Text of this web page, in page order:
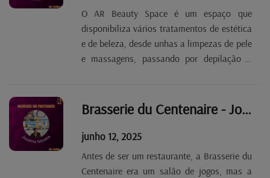
O AR Beauty Space é um espaço que
disponibiliza vários tratamentos de estética
e de beleza, desde unhas a limpezas de pele
e massagens, passando por depilação a
satisfeita com a evolução do negócio, queBrasserie du Centenaire - Jocelma Moreira Tp. 2 E. 78
junho 12, 2025
Antes de ser um restaurante, a Brasserie du
Centenaire era um salão de jogos, mas a